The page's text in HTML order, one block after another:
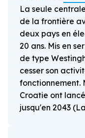
La seule
de la frontière
deux pays en
20 ans. Mis en
de type
cesser son
fonctionnement.
Croatie ont
jusqu'en 2043